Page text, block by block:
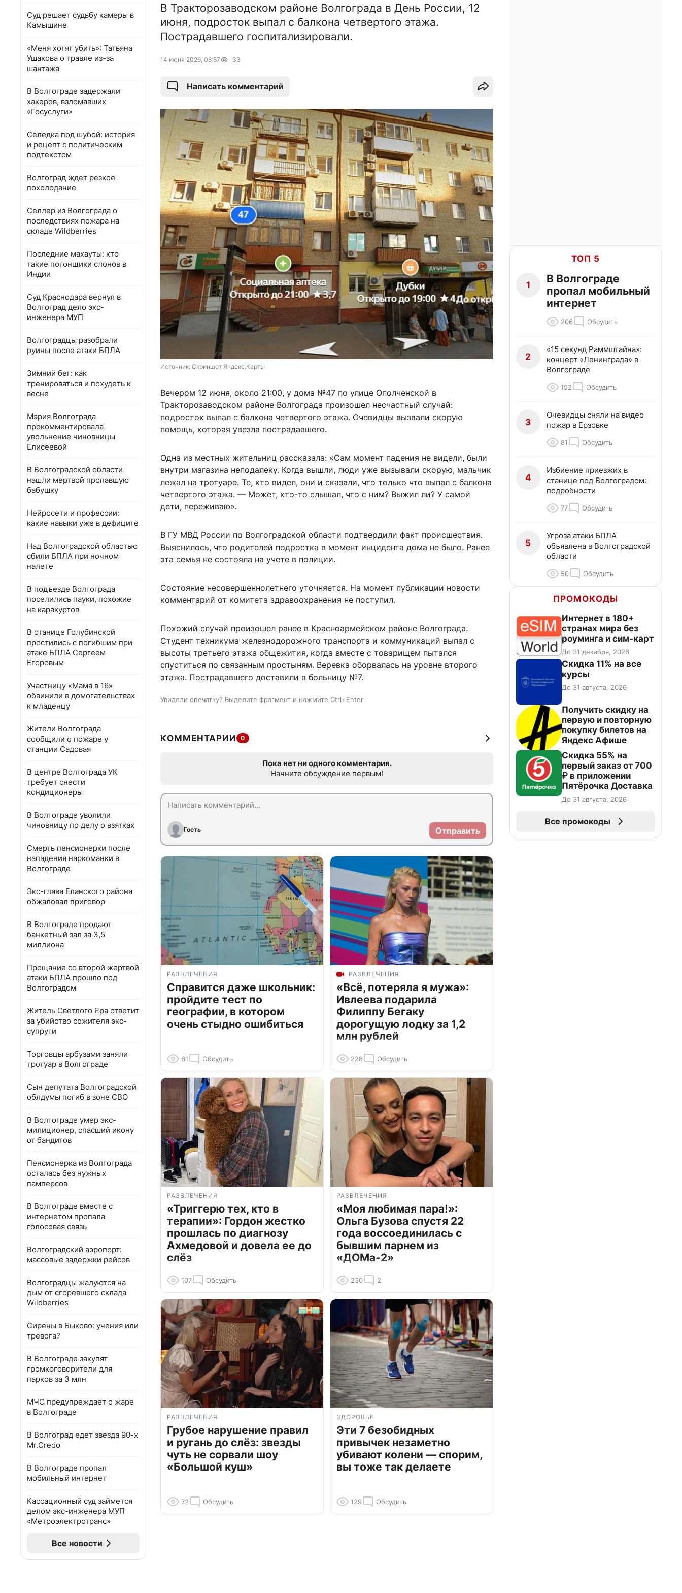
Суд решает судьбу камеры в
Камышине
«Меня хотят убить»: Татьяна
Ушакова о травле из-за
шантажа
В Волгограде задержали
хакеров, взломавших
«Госуслуги»
Селедка под шубой: история
и рецепт с политическим
подтекстом
Волгоград ждет резкое
похолодание
Селлер из Волгограда о
последствиях пожара на
складе Wildberries
Последние махауты: кто
такие погонщики слонов в
Индии
Суд Краснодара вернул в
Волгоград дело экс-
инженера МУП
Волгоградцы разобрали
руины после атаки БПЛА
Зимний бег: как
тренироваться и похудеть к
весне
Мэрия Волгограда
прокомментировала
увольнение чиновницы
Елисеевой
В Волгоградской области
нашли мертвой пропавшую
бабушку
Нейросети и профессии:
какие навыки уже в дефиците
Над Волгоградской областью
сбили БПЛА при ночном
налете
В подъезде Волгограда
поселились пауки, похожие
на каракуртов
В станице Голубинской
простились с погибшим при
атаке БПЛА Сергеем
Егоровым
Участницу «Мама в 16»
обвинили в домогательствах
к младенцу
Жители Волгограда
сообщили о пожаре у
станции Садовая
В центре Волгограда УК
требует снести
кондиционеры
В Волгограде уволили
чиновницу по делу о взятках
Смерть пенсионерки после
нападения наркоманки в
Волгограде
Экс-глава Еланского района
обжаловал приговор
В Волгограде продают
банкетный зал за 3,5
миллиона
Прощание со второй жертвой
атаки БПЛА прошло под
Волгоградом
Житель Светлого Яра ответит
за убийство сожителя экс-
супруги
Торговцы арбузами заняли
тротуар в Волгограде
Сын депутата Волгоградской
облдумы погиб в зоне СВО
В Волгограде умер экс-
милиционер, спасший икону
от бандитов
Пенсионерка из Волгограда
осталась без нужных
памперсов
В Волгограде вместе с
интернетом пропала
голосовая связь
Волгоградский аэропорт:
массовые задержки рейсов
Волгоградцы жалуются на
дым от сгоревшего склада
Wildberries
Сирены в Быково: учения или
тревога?
В Волгограде закупят
громкоговорители для
парков за 3 млн
МЧС предупреждает о жаре
в Волгограде
В Волгоград едет звезда 90-х
Mr.Credo
В Волгограде пропал
мобильный интернет
Кассационный суд займется
делом экс-инженера МУП
«Метроэлектротранс»
Все новости
В Тракторозаводском районе Волгограда в День России, 12
июня, подросток выпал с балкона четвертого этажа.
Пострадавшего госпитализировали.
14 июня 2026, 08:57 33
Написать комментарий
Источник: Скриншот Яндекс.Карты
Вечером 12 июня, около 21:00, у дома №47 по улице Ополченской в
Тракторозаводском районе Волгограда произошел несчастный случай:
подросток выпал с балкона четвертого этажа. Очевидцы вызвали скорую
помощь, которая увезла пострадавшего.
Одна из местных жительниц рассказала: «Сам момент падения не видели, были
внутри магазина неподалеку. Когда вышли, люди уже вызывали скорую, мальчик
лежал на тротуаре. Те, кто видел, они и сказали, что только что выпал с балкона
четвертого этажа. — Может, кто-то слышал, что с ним? Выжил ли? У самой
дети, переживаю».
В ГУ МВД России по Волгоградской области подтвердили факт происшествия.
Выяснилось, что родителей подростка в момент инцидента дома не было. Ранее
эта семья не состояла на учете в полиции.
Состояние несовершеннолетнего уточняется. На момент публикации новости
комментарий от комитета здравоохранения не поступил.
Похожий случай произошел ранее в Красноармейском районе Волгограда.
Студент техникума железнодорожного транспорта и коммуникаций выпал с
высоты третьего этажа общежития, когда вместе с товарищем пытался
спуститься по связанным простыням. Веревка оборвалась на уровне второго
этажа. Пострадавшего доставили в больницу №7.
Увидели опечатку? Выделите фрагмент и нажмите Ctrl+Enter
КОММЕНТАРИИ 0
Пока нет ни одного комментария.
Начните обсуждение первым!
Гость Отправить
РАЗВЛЕЧЕНИЯ
Справится даже школьник:
пройдите тест по
географии, в котором
очень стыдно ошибиться
61 Обсудить
РАЗВЛЕЧЕНИЯ
«Всё, потеряла я мужа»:
Ивлеева подарила
Филиппу Бегаку
дорогущую лодку за 1,2
млн рублей
228 Обсудить
РАЗВЛЕЧЕНИЯ
«Триггерю тех, кто в
терапии»: Гордон жестко
прошлась по диагнозу
Ахмедовой и довела ее до
слёз
107 Обсудить
РАЗВЛЕЧЕНИЯ
«Моя любимая пара!»:
Ольга Бузова спустя 22
года воссоединилась с
бывшим парнем из
«ДОМа-2»
230 2
РАЗВЛЕЧЕНИЯ
Грубое нарушение правил
и ругань до слёз: звезды
чуть не сорвали шоу
«Большой куш»
72 Обсудить
ЗДОРОВЬЕ
Эти 7 безобидных
привычек незаметно
убивают колени — спорим,
вы тоже так делаете
129 Обсудить
ТОП 5
1
В Волгограде
пропал мобильный
интернет
206 Обсудить
2
«15 секунд Раммштайна»:
концерт «Ленинграда» в
Волгограде
152 Обсудить
3
Очевидцы сняли на видео
пожар в Ерзовке
81 Обсудить
4
Избиение приезжих в
станице под Волгоградом:
подробности
77 Обсудить
5
Угроза атаки БПЛА
объявлена в Волгоградской
области
50 Обсудить
ПРОМОКОДЫ
Интернет в 180+
странах мира без
роуминга и сим-карт
До 31 декабря, 2026
Скидка 11% на все
курсы
До 31 августа, 2026
Получить скидку на
первую и повторную
покупку билетов на
Яндекс Афише
Скидка 55% на
первый заказ от 700
₽ в приложении
Пятёрочка Доставка
До 31 августа, 2026
Все промокоды